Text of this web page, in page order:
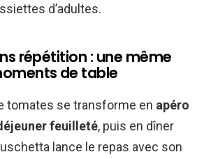
d’adultes.
répétition : une même
de table
tomates se transforme en apéro
feuilleté, puis en dîner
lance le repas avec son